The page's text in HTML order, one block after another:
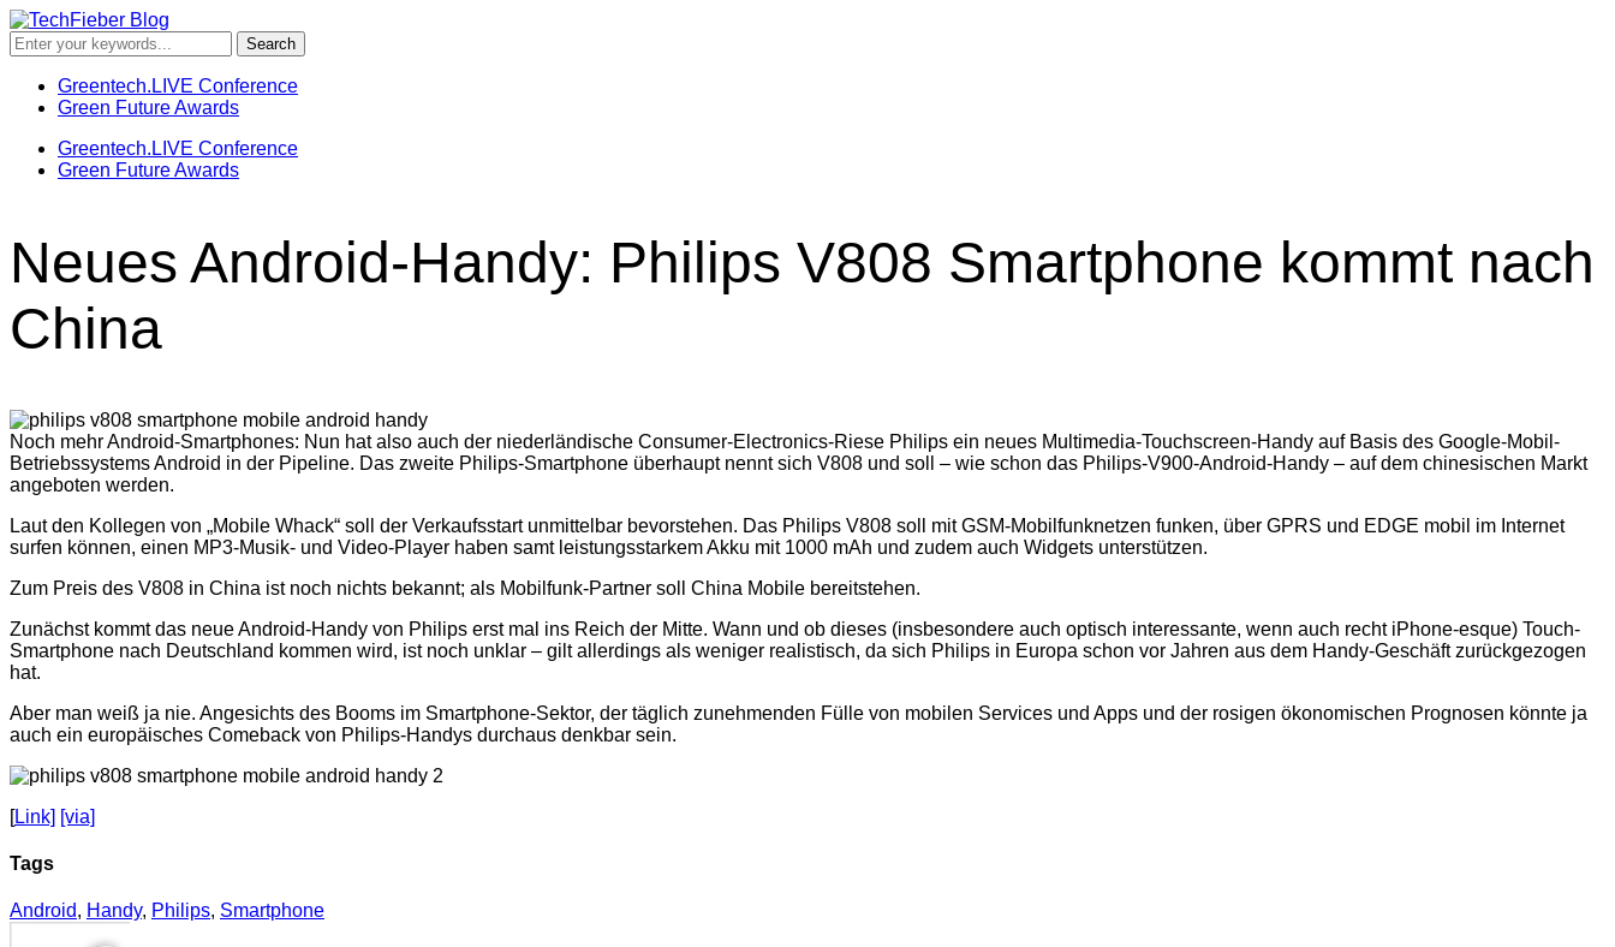
Greentech.LIVE Conference
Green Future Awards
Greentech.LIVE Conference
Green Future Awards
Neues Android-Handy: Philips V808 Smartphone kommt nach
China
Noch mehr Android-Smartphones: Nun hat also auch der niederländische Consumer-Electronics-Riese Philips ein neues Multimedia-Touchscreen-Handy auf Basis des Google-Mobil-
Betriebssystems Android in der Pipeline. Das zweite Philips-Smartphone überhaupt nennt sich V808 und soll – wie schon das Philips-V900-Android-Handy – auf dem chinesischen Markt
angeboten werden.
Laut den Kollegen von „Mobile Whack“ soll der Verkaufsstart unmittelbar bevorstehen. Das Philips V808 soll mit GSM-Mobilfunknetzen funken, über GPRS und EDGE mobil im Internet
surfen können, einen MP3-Musik- und Video-Player haben samt leistungsstarkem Akku mit 1000 mAh und zudem auch Widgets unterstützen.
Zum Preis des V808 in China ist noch nichts bekannt; als Mobilfunk-Partner soll China Mobile bereitstehen.
Zunächst kommt das neue Android-Handy von Philips erst mal ins Reich der Mitte. Wann und ob dieses (insbesondere auch optisch interessante, wenn auch recht iPhone-esque) Touch-
Smartphone nach Deutschland kommen wird, ist noch unklar – gilt allerdings als weniger realistisch, da sich Philips in Europa schon vor Jahren aus dem Handy-Geschäft zurückgezogen
hat.
Aber man weiß ja nie. Angesichts des Booms im Smartphone-Sektor, der täglich zunehmenden Fülle von mobilen Services und Apps und der rosigen ökonomischen Prognosen könnte ja
auch ein europäisches Comeback von Philips-Handys durchaus denkbar sein.
[Link] [via]
Tags
Android, Handy, Philips, Smartphone